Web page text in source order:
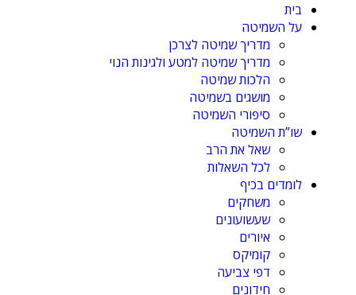
בית
על השמיטה
מדריך שמיטה לצרכן
מדריך שמיטה למטע ולגינות הנוי
הלכות שמיטה
מושגים בשמיטה
סיפורי השמיטה
שו”ת השמיטה
שאל את הרב
לכל השאלות
לומדים בכיף
משחקים
שעשועונים
איורים
קומיקס
דפי צביעה
חידונים